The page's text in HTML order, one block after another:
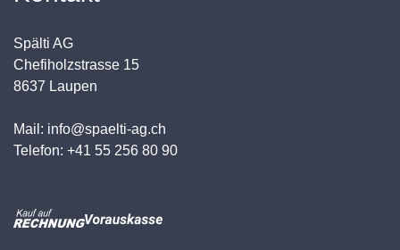
Spälti AG
Chefiholzstrasse 15
8637 Laupen
Mail: info@spaelti-ag.ch
Telefon: +41 55 256 80 90